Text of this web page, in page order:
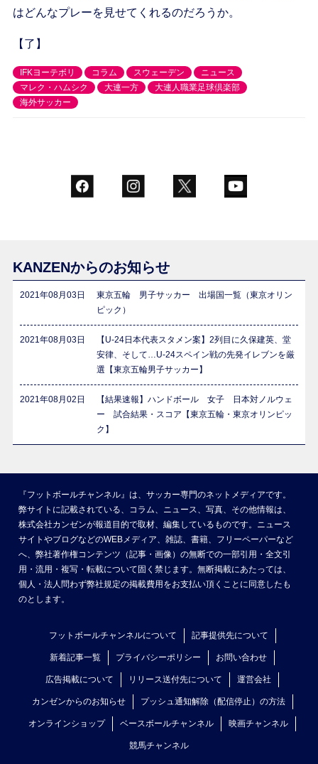
はどんなプレーを見せてくれるのだろうか。
【了】
IFKヨーテボリ コラム スウェーデン
ニュース
マレク・ハムシク
大連一方
大連人職業足球倶楽部
海外サッカー
KANZENからのお知らせ
2021年08月03日
東京五輪 男子サッカー 出場国一覧（東京オリン
ピック）
2021年08月03日
【U-24日本代表スタメン案】2列目に久保建英、堂
安律、そして…U-24スペイン戦の先発イレブンを厳
選【東京五輪男子サッカー】
2021年08月02日
【結果速報】ハンドボール 女子 日本対ノルウェ
ー 試合結果・スコア【東京五輪・東京オリンピッ
ク】
『フットボールチャンネル』は、サッカー専門のネットメディアです。
弊サイトに記載されている、コラム、ニュース、写真、その他情報は、
株式会社カンゼンが報道目的で取材、編集しているものです。ニュース
サイトやブログなどのWEBメディア、雑誌、書籍、フリーペーパーなど
へ、弊社著作権コンテンツ（記事・画像）の無断での一部引用・全文引
用・流用・複写・転載について固く禁じます。無断掲載にあたっては、
個人・法人問わず弊社規定の掲載費用をお支払い頂くことに同意したも
のとします。
フットボールチャンネルについて 記事提供先について
新着記事一覧 プライバシーポリシー お問い合わせ
広告掲載について リリース送付先について 運営会社
カンゼンからのお知らせ プッシュ通知解除（配信停止）の方法
オンラインショップ ベースボールチャンネル 映画チャンネル
競馬チャンネル